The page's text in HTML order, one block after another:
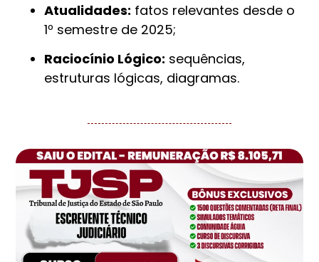
Atualidades: fatos relevantes desde o
1º semestre de 2025;
Raciocínio Lógico: sequências,
estruturas lógicas, diagramas.